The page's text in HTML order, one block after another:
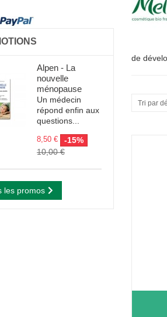
de
Tri par
Alpen - La
nouvelle
ménopause
Un médecin
répond enfin aux
questions...
8,50 €
-15%
10,00 €
les promos